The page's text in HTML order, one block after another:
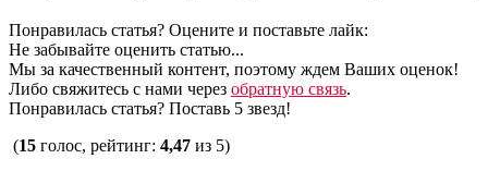
Понравилась статья? Оцените и поставьте лайк:
Не забывайте оценить статью...
Мы за качественный контент, поэтому ждем Ваших оценок!
Либо свяжитесь с нами через обратную связь.
Понравилась статья? Поставь 5 звезд!
(15 голос, рейтинг: 4,47 из 5)